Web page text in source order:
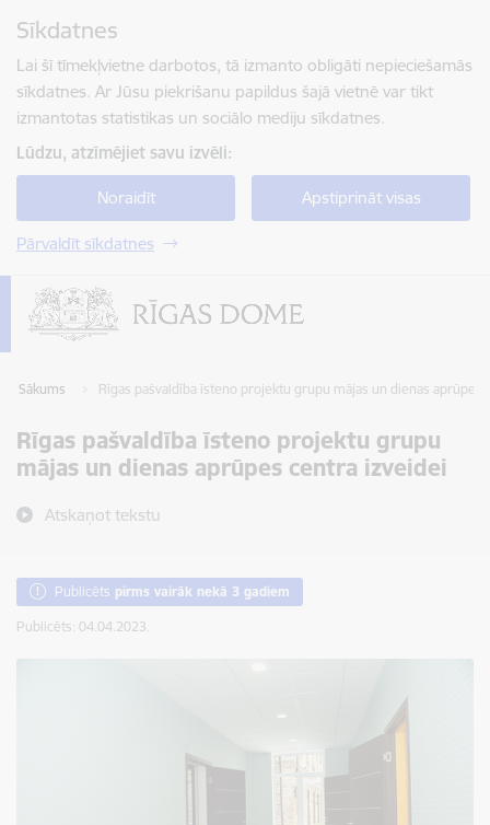
Sīkdatnes
Lai šī tīmekļvietne darbotos, tā izmanto obligāti nepieciešamās
sīkdatnes. Ar Jūsu piekrišanu papildus šajā vietnē var tikt
izmantotas statistikas un sociālo mediju sīkdatnes.
Lūdzu, atzīmējiet savu izvēli:
Noraidīt Apstiprināt visas
Pārvaldīt sīkdatnes
Sākums Rīgas pašvaldība īsteno projektu grupu mājas un dienas aprūpes
Rīgas pašvaldība īsteno projektu grupu
mājas un dienas aprūpes centra izveidei
Atskaņot tekstu
Publicēts pirms vairāk nekā 3 gadiem
Publicēts: 04.04.2023.